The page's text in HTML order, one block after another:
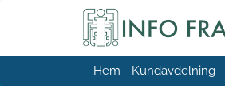
Hem - Kundavdelning